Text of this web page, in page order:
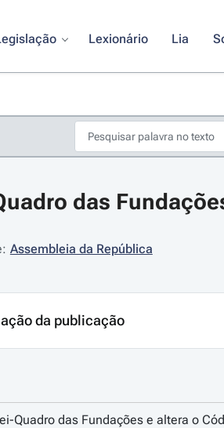
Lexionário Lia
das
Assembleia da República
da publicação
Quadro das Fundações e altera o